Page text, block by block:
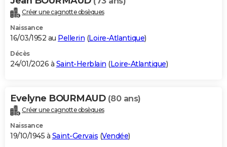
Créer une cagnotte obsèques
Naissance
16/03/1952 au Pellerin (Loire-Atlantique)
Décès
24/01/2026 à Saint-Herblain (Loire-Atlantique)
Evelyne BOURMAUD (80 ans)
Créer une cagnotte obsèques
Naissance
19/10/1945 à Saint-Gervais (Vendée)